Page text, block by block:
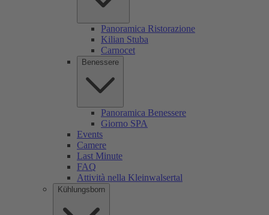
Panoramica Ristorazione
Kilian Stuba
Carnocet
Benessere
Panoramica Benessere
Giorno SPA
Events
Camere
Last Minute
FAQ
Attività nella Kleinwalsertal
Kühlungsborn